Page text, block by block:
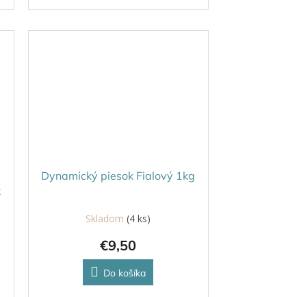
Dynamický piesok Fialový 1kg
Skladom(4 ks)
€9,50
Do košíka